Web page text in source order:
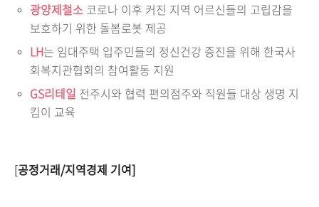
광양제철소 코로나 이후 커진 지역 어르신들의 고립감을
보호하기 위한 돌봄로봇 제공
LH는 임대주택 입주민들의 정신건강 증진을 위해 한국사
회복지관협회의 참여활동 지원
GS리테일 전주시와 협력 편의점주와 직원들 대상 생명 지
킴이 교육
[공정거래/지역경제 기여]